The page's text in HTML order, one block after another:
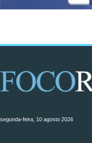
segunda-feira, 10 agosto 2026